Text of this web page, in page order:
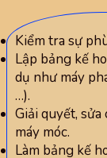
Kiểm tra sự
Lập bảng kế
dụ như máy
…).
Giải quyết,
máy móc.
Làm bảng kế